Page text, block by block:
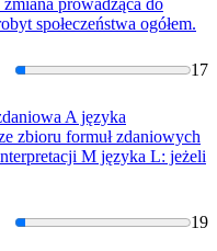
społeczeństwa ogółem.
17
A języka
zbioru formuł zdaniowych
M języka L: jeżeli
19